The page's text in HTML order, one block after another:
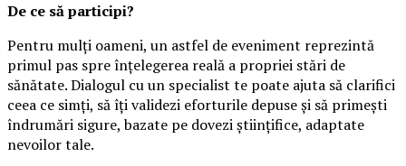
De ce să participi?
Pentru mulți oameni, un astfel de eveniment reprezintă
primul pas spre înțelegerea reală a propriei stări de
sănătate. Dialogul cu un specialist te poate ajuta să clarifici
ceea ce simți, să îți validezi eforturile depuse și să primești
îndrumări sigure, bazate pe dovezi științifice, adaptate
nevoilor tale.